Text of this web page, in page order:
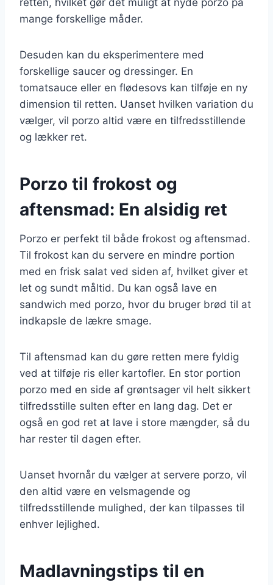
mange forskellige måder.
Desuden kan du eksperimentere med
forskellige saucer og dressinger. En
tomatsauce eller en flødesovs kan tilføje en ny
dimension til retten. Uanset hvilken variation du
vælger, vil porzo altid være en tilfredsstillende
og lækker ret.
Porzo til frokost og
aftensmad: En alsidig ret
Porzo er perfekt til både frokost og aftensmad.
Til frokost kan du servere en mindre portion
med en frisk salat ved siden af, hvilket giver et
let og sundt måltid. Du kan også lave en
sandwich med porzo, hvor du bruger brød til at
indkapsle de lækre smage.
Til aftensmad kan du gøre retten mere fyldig
ved at tilføje ris eller kartofler. En stor portion
porzo med en side af grøntsager vil helt sikkert
tilfredsstille sulten efter en lang dag. Det er
også en god ret at lave i store mængder, så du
har rester til dagen efter.
Uanset hvornår du vælger at servere porzo, vil
den altid være en velsmagende og
tilfredsstillende mulighed, der kan tilpasses til
enhver lejlighed.
Madlavningstips til en